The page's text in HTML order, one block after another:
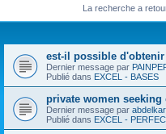
La recherche a
est-il possible
Dernier message par
Publié dans EXCEL - BASES
private women seeking
Dernier message par
Publié dans EXCEL -